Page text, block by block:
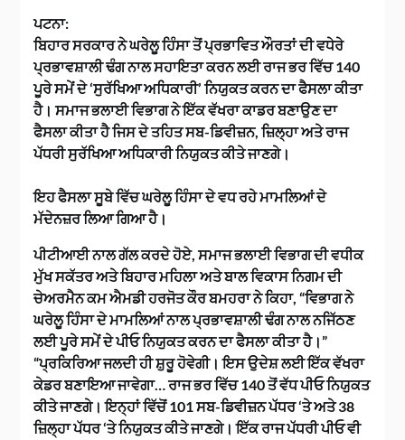
ਪਟਨਾ:
ਬਿਹਾਰ ਸਰਕਾਰ ਨੇ ਘਰੇਲੂ ਹਿੰਸਾ ਤੋਂ ਪ੍ਰਭਾਵਿਤ ਔਰਤਾਂ ਦੀ ਵਧੇਰੇ
ਪ੍ਰਭਾਵਸ਼ਾਲੀ ਢੰਗ ਨਾਲ ਸਹਾਇਤਾ ਕਰਨ ਲਈ ਰਾਜ ਭਰ ਵਿੱਚ 140
ਪੂਰੇ ਸਮੇਂ ਦੇ ‘ਸੁਰੱਖਿਆ ਅਧਿਕਾਰੀ’ ਨਿਯੁਕਤ ਕਰਨ ਦਾ ਫੈਸਲਾ ਕੀਤਾ
ਹੈ। ਸਮਾਜ ਭਲਾਈ ਵਿਭਾਗ ਨੇ ਇੱਕ ਵੱਖਰਾ ਕਾਡਰ ਬਣਾਉਣ ਦਾ
ਫੈਸਲਾ ਕੀਤਾ ਹੈ ਜਿਸ ਦੇ ਤਹਿਤ ਸਬ-ਡਿਵੀਜ਼ਨ, ਜ਼ਿਲ੍ਹਾ ਅਤੇ ਰਾਜ
ਪੱਧਰੀ ਸੁਰੱਖਿਆ ਅਧਿਕਾਰੀ ਨਿਯੁਕਤ ਕੀਤੇ ਜਾਣਗੇ।
ਇਹ ਫੈਸਲਾ ਸੂਬੇ ਵਿੱਚ ਘਰੇਲੂ ਹਿੰਸਾ ਦੇ ਵਧ ਰਹੇ ਮਾਮਲਿਆਂ ਦੇ
ਮੱਦੇਨਜ਼ਰ ਲਿਆ ਗਿਆ ਹੈ।
ਪੀਟੀਆਈ ਨਾਲ ਗੱਲ ਕਰਦੇ ਹੋਏ, ਸਮਾਜ ਭਲਾਈ ਵਿਭਾਗ ਦੀ ਵਧੀਕ
ਮੁੱਖ ਸਕੱਤਰ ਅਤੇ ਬਿਹਾਰ ਮਹਿਲਾ ਅਤੇ ਬਾਲ ਵਿਕਾਸ ਨਿਗਮ ਦੀ
ਚੇਅਰਮੈਨ ਕਮ ਐਮਡੀ ਹਰਜੋਤ ਕੌਰ ਬਮਹਰਾ ਨੇ ਕਿਹਾ, “ਵਿਭਾਗ ਨੇ
ਘਰੇਲੂ ਹਿੰਸਾ ਦੇ ਮਾਮਲਿਆਂ ਨਾਲ ਪ੍ਰਭਾਵਸ਼ਾਲੀ ਢੰਗ ਨਾਲ ਨਜਿੱਠਣ
ਲਈ ਪੂਰੇ ਸਮੇਂ ਦੇ ਪੀਓ ਨਿਯੁਕਤ ਕਰਨ ਦਾ ਫੈਸਲਾ ਕੀਤਾ ਹੈ।”
“ਪ੍ਰਕਿਰਿਆ ਜਲਦੀ ਹੀ ਸ਼ੁਰੂ ਹੋਵੇਗੀ। ਇਸ ਉਦੇਸ਼ ਲਈ ਇੱਕ ਵੱਖਰਾ
ਕੇਡਰ ਬਣਾਇਆ ਜਾਵੇਗਾ… ਰਾਜ ਭਰ ਵਿੱਚ 140 ਤੋਂ ਵੱਧ ਪੀਓ ਨਿਯੁਕਤ
ਕੀਤੇ ਜਾਣਗੇ। ਇਨ੍ਹਾਂ ਵਿੱਚੋਂ 101 ਸਬ-ਡਿਵੀਜ਼ਨ ਪੱਧਰ ‘ਤੇ ਅਤੇ 38
ਜ਼ਿਲ੍ਹਾ ਪੱਧਰ ‘ਤੇ ਨਿਯੁਕਤ ਕੀਤੇ ਜਾਣਗੇ। ਇੱਕ ਰਾਜ ਪੱਧਰੀ ਪੀਓ ਵੀ